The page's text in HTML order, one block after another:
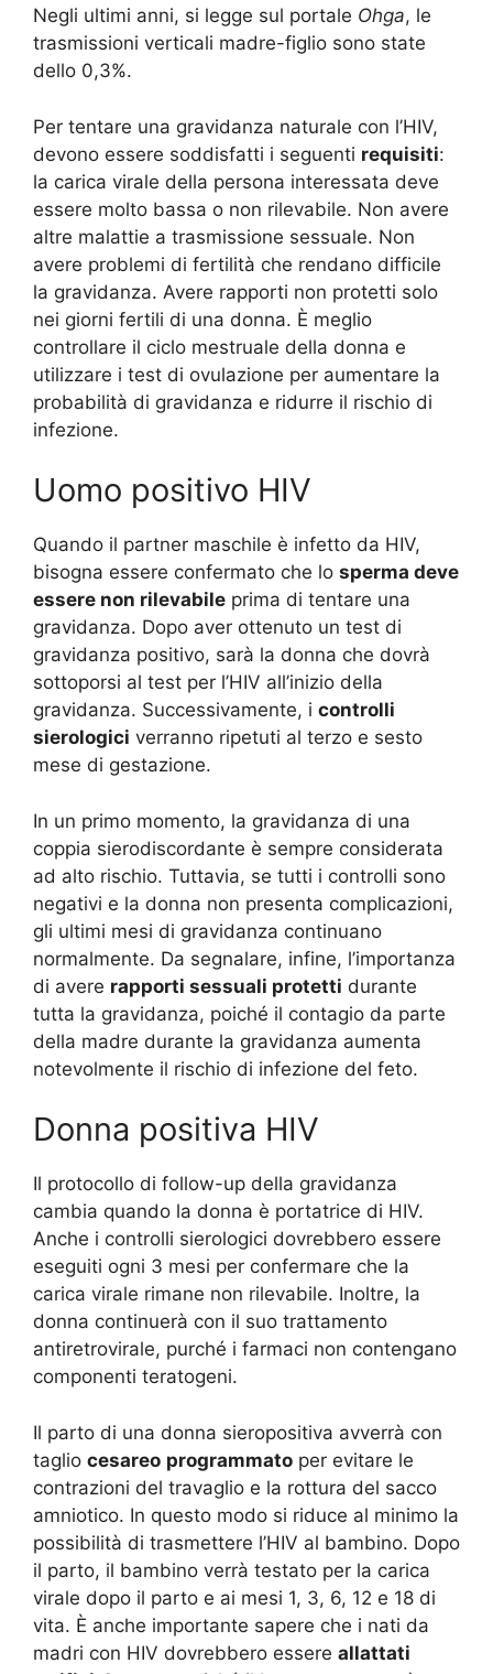
Negli ultimi anni, si legge sul portale Ohga, le
trasmissioni verticali madre-figlio sono state
dello 0,3%.
Per tentare una gravidanza naturale con l’HIV,
devono essere soddisfatti i seguenti requisiti:
la carica virale della persona interessata deve
essere molto bassa o non rilevabile. Non avere
altre malattie a trasmissione sessuale. Non
avere problemi di fertilità che rendano difficile
la gravidanza. Avere rapporti non protetti solo
nei giorni fertili di una donna. È meglio
controllare il ciclo mestruale della donna e
utilizzare i test di ovulazione per aumentare la
probabilità di gravidanza e ridurre il rischio di
infezione.
Uomo positivo HIV
Quando il partner maschile è infetto da HIV,
bisogna essere confermato che lo sperma deve
essere non rilevabile prima di tentare una
gravidanza. Dopo aver ottenuto un test di
gravidanza positivo, sarà la donna che dovrà
sottoporsi al test per l’HIV all’inizio della
gravidanza. Successivamente, i controlli
sierologici verranno ripetuti al terzo e sesto
mese di gestazione.
In un primo momento, la gravidanza di una
coppia sierodiscordante è sempre considerata
ad alto rischio. Tuttavia, se tutti i controlli sono
negativi e la donna non presenta complicazioni,
gli ultimi mesi di gravidanza continuano
normalmente. Da segnalare, infine, l’importanza
di avere rapporti sessuali protetti durante
tutta la gravidanza, poiché il contagio da parte
della madre durante la gravidanza aumenta
notevolmente il rischio di infezione del feto.
Donna positiva HIV
Il protocollo di follow-up della gravidanza
cambia quando la donna è portatrice di HIV.
Anche i controlli sierologici dovrebbero essere
eseguiti ogni 3 mesi per confermare che la
carica virale rimane non rilevabile. Inoltre, la
donna continuerà con il suo trattamento
antiretrovirale, purché i farmaci non contengano
componenti teratogeni.
Il parto di una donna sieropositiva avverrà con
taglio cesareo programmato per evitare le
contrazioni del travaglio e la rottura del sacco
amniotico. In questo modo si riduce al minimo la
possibilità di trasmettere l’HIV al bambino. Dopo
il parto, il bambino verrà testato per la carica
virale dopo il parto e ai mesi 1, 3, 6, 12 e 18 di
vita. È anche importante sapere che i nati da
madri con HIV dovrebbero essere allattati